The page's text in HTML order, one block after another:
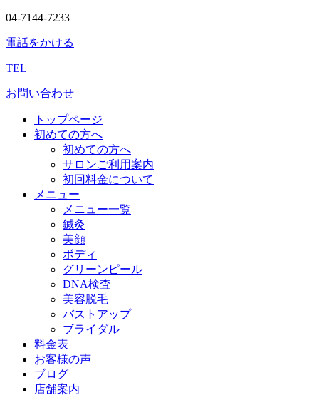
04-7144-7233
電話をかける
TEL
お問い合わせ
トップページ
初めての方へ
初めての方へ
サロンご利用案内
初回料金について
メニュー
メニュー一覧
鍼灸
美顔
ボディ
グリーンピール
DNA検査
美容脱毛
バストアップ
ブライダル
料金表
お客様の声
ブログ
店舗案内